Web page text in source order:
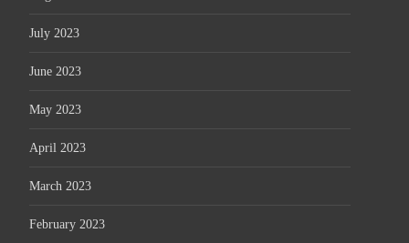
July 2023
June 2023
May 2023
April 2023
March 2023
February 2023